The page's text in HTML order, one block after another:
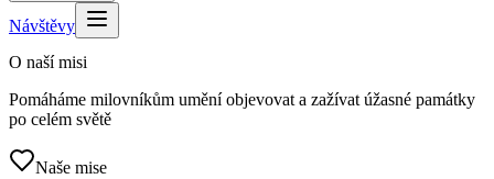
Návštěvy
O naší misi
Pomáháme milovníkům umění objevovat a zažívat úžasné památky
po celém světě
Naše mise